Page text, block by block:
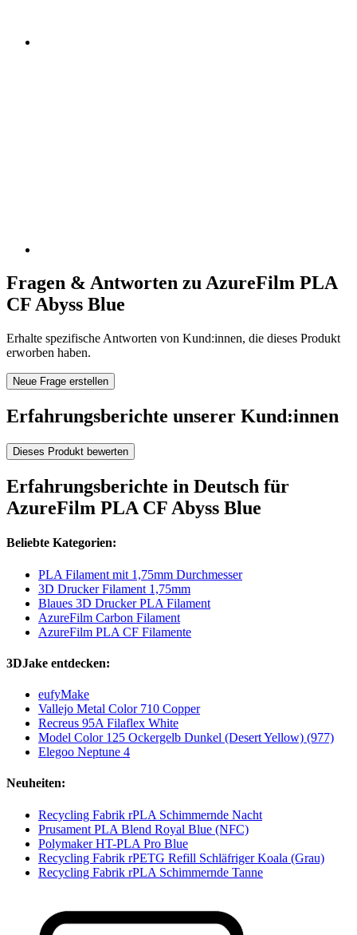
Fragen & Antworten zu AzureFilm PLA
CF Abyss Blue
Erhalte spezifische Antworten von Kund:innen, die dieses Produkt
erworben haben.
Neue Frage erstellen
Erfahrungsberichte unserer Kund:innen
Dieses Produkt bewerten
Erfahrungsberichte in Deutsch für
AzureFilm PLA CF Abyss Blue
Beliebte Kategorien:
PLA Filament mit 1,75mm Durchmesser
3D Drucker Filament 1,75mm
Blaues 3D Drucker PLA Filament
AzureFilm Carbon Filament
AzureFilm PLA CF Filamente
3DJake entdecken:
eufyMake
Vallejo Metal Color 710 Copper
Recreus 95A Filaflex White
Model Color 125 Ockergelb Dunkel (Desert Yellow) (977)
Elegoo Neptune 4
Neuheiten:
Recycling Fabrik rPLA Schimmernde Nacht
Prusament PLA Blend Royal Blue (NFC)
Polymaker HT-PLA Pro Blue
Recycling Fabrik rPETG Refill Schläfriger Koala (Grau)
Recycling Fabrik rPLA Schimmernde Tanne